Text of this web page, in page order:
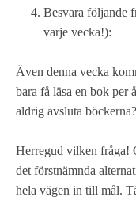
Besvara följande
varje vecka!):
Även denna vecka
bara få läsa en bok per
aldrig avsluta böckerna?
Herregud vilken fråga!
det förstnämnda
hela vägen in till mål.